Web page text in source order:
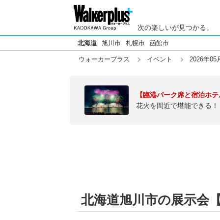
次の楽しいが見つかる。
北海道 旭川市 札幌市 函館市
ウォーカープラス イベント 2026年05
【臨港パーク席と宿泊ホ
花火を間近で堪能できる
北海道旭川市の展示会